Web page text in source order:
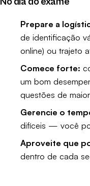
Prepare a
de identificação
online) ou trajeto
Comece forte:
um bom
questões de
Gerencie o
difíceis — você
Aproveite que
dentro de cada